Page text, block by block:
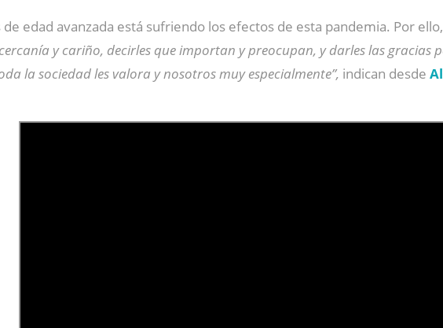
edad avanzada está sufriendo los efectos de esta pandemia. Por
y cariño, decirles que importan y preocupan, y darles las
la sociedad les valora y nosotros muy especialmente”, indican desde